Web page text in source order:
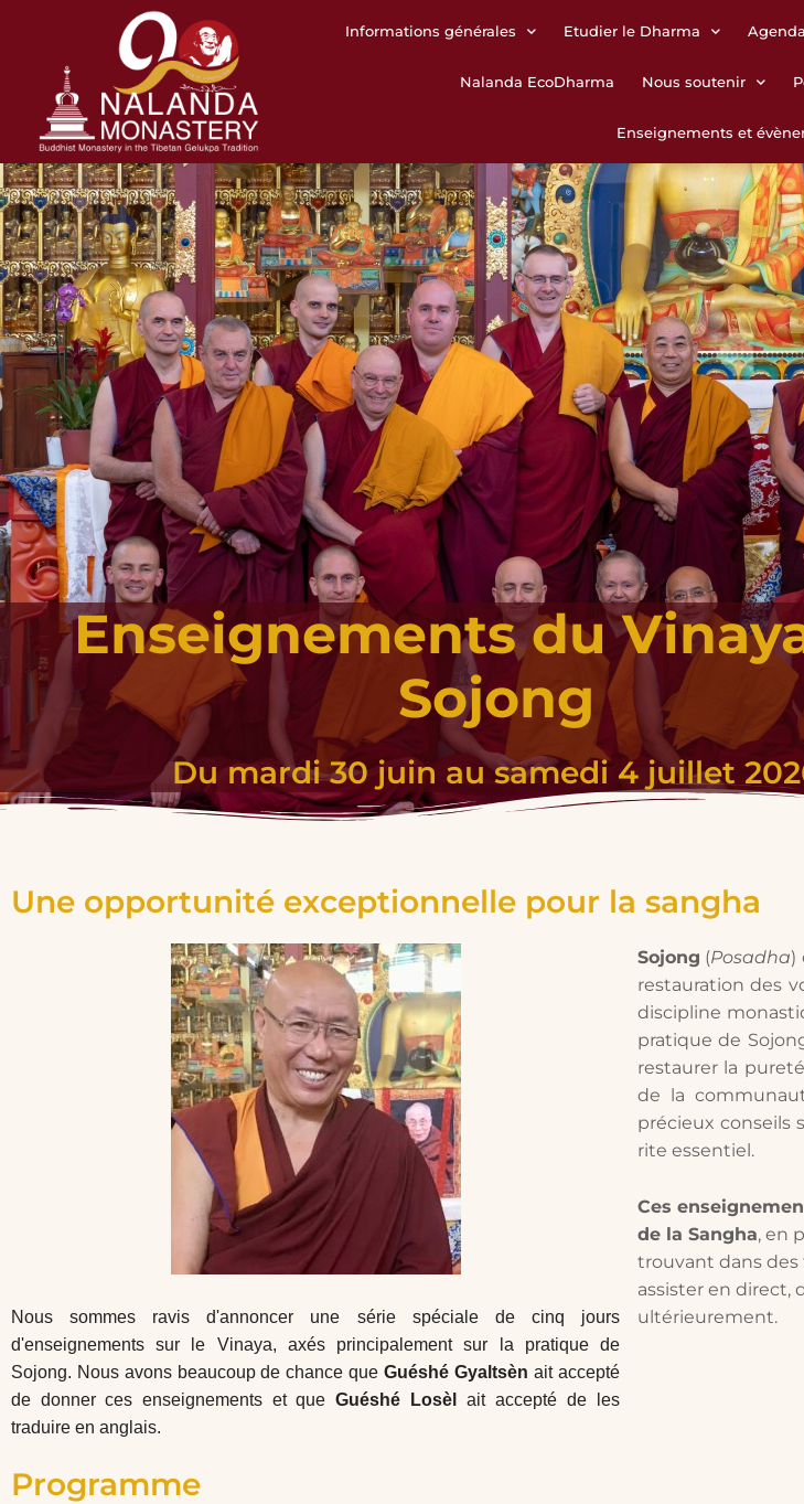
Informations générales Etudier le Dharma Agenda
Nalanda EcoDharma Nous soutenir
Enseignements et
Enseignements du
Sojong
Du mardi 30 juin au samedi 4 juillet
Une opportunité exceptionnelle pour la sangha
Nous sommes ravis d'annoncer une série spéciale de cinq jours
d'enseignements sur le Vinaya, axés principalement sur la pratique de
Sojong. Nous avons beaucoup de chance que Guéshé Gyaltsèn ait accepté
de donner ces enseignements et que Guéshé Losèl
ait accepté de les
traduire en anglais.
Sojong (Posadha)
restauration des
discipline
pratique de
restaurer la
de la
précieux conseils
rite essentiel.
Ces
de la Sangha, en
trouvant dans des
assister en direct,
ultérieurement.
Programme